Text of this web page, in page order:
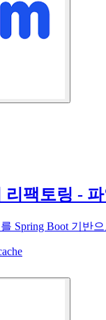
리팩토링 -
Spring Boot 기